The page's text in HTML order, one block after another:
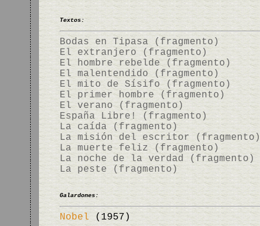
Textos:
Bodas en Tipasa (fragmento)
El extranjero (fragmento)
El hombre rebelde (fragmento)
El malentendido (fragmento)
El mito de Sísifo (fragmento)
El primer hombre (fragmento)
El verano (fragmento)
España Libre! (fragmento)
La caída (fragmento)
La misión del escritor (fragmento)
La muerte feliz (fragmento)
La noche de la verdad (fragmento)
La peste (fragmento)
Galardones:
Nobel (1957)